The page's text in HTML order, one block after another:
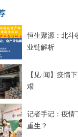
恒生聚源：北斗
业链解析
【见·闻】疫情
艰
记者手记：疫情
重生？